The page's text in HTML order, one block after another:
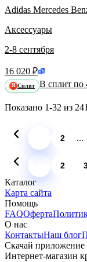
Adidas Mercedes
Аксессуары
2-8 сентября
16 020 ₽
Я Сплит В сплит по
Показано 1-32 из 241
2 ...
2
Каталог
Карта сайта
Помощь
FAQОферта
О нас
КонтактыНаш блог
Скачай приложение
Интернет-магазин